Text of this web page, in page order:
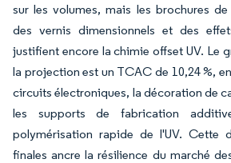
sur les volumes, mais les brochures
des vernis dimensionnels et des
justifient encore la chimie offset UV. Le
la projection est un TCAC de 10,24 %,
circuits électroniques, la décoration de
les supports de fabrication
polymérisation rapide de l'UV. Cette
finales ancre la résilience du marché